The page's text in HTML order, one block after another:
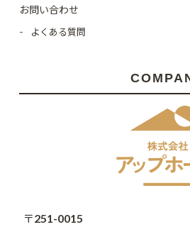
お問い合わせ
よくある質問
〒251-0015